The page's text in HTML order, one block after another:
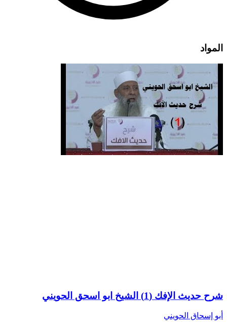
المواد
شرح حديث الإفك (1) الشيخ ابو اسحق الحويني
أبو إسحاق الحويني